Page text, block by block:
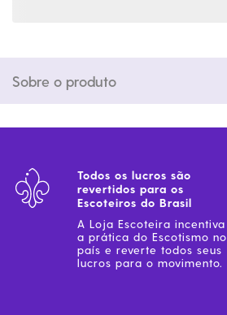
Sobre o produto
Todos os lucros são
revertidos para os
Escoteiros do Brasil
A Loja Escoteira incentiva
a prática do Escotismo no
país e reverte todos seus
lucros para o movimento.